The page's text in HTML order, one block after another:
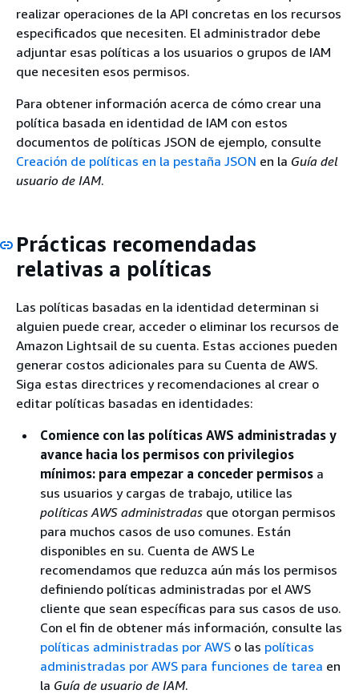
realizar operaciones de la API concretas en los recursos
especificados que necesiten. El administrador debe
adjuntar esas políticas a los usuarios o grupos de IAM
que necesiten esos permisos.
Para obtener información acerca de cómo crear una
política basada en identidad de IAM con estos
documentos de políticas JSON de ejemplo, consulte
Creación de políticas en la pestaña JSON en la Guía del
usuario de IAM.
Prácticas recomendadas
relativas a políticas
Las políticas basadas en la identidad determinan si
alguien puede crear, acceder o eliminar los recursos de
Amazon Lightsail de su cuenta. Estas acciones pueden
generar costos adicionales para su Cuenta de AWS.
Siga estas directrices y recomendaciones al crear o
editar políticas basadas en identidades:
Comience con las políticas AWS administradas y
avance hacia los permisos con privilegios
mínimos: para empezar a conceder permisos a
sus usuarios y cargas de trabajo, utilice las
políticas AWS administradas que otorgan permisos
para muchos casos de uso comunes. Están
disponibles en su. Cuenta de AWS Le
recomendamos que reduzca aún más los permisos
definiendo políticas administradas por el AWS
cliente que sean específicas para sus casos de uso.
Con el fin de obtener más información, consulte las
políticas administradas por AWS o las políticas
administradas por AWS para funciones de tarea en
la Guía de usuario de IAM.